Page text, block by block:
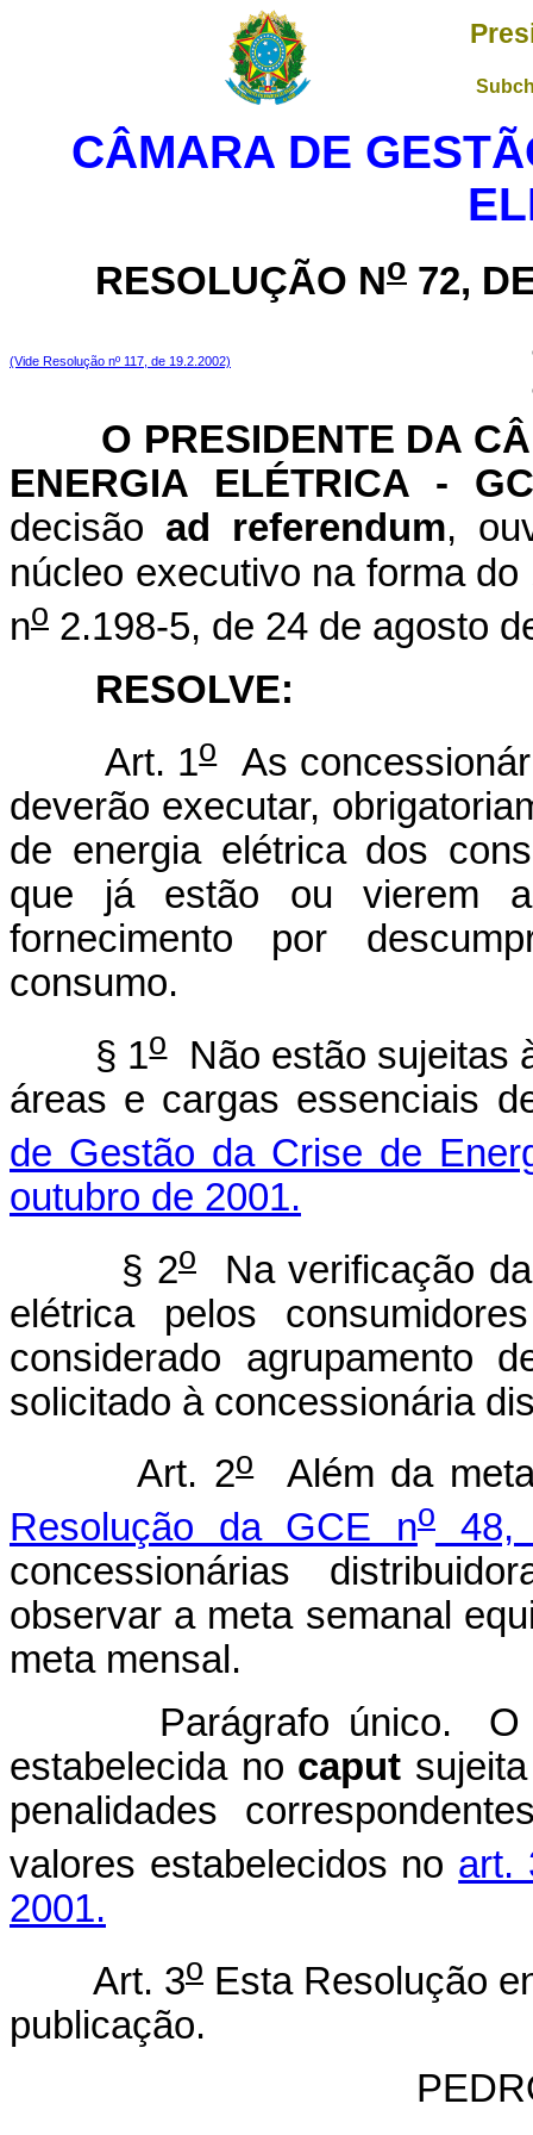
CÂMARA DE
RESOLUÇÃO No 72,
(Vide Resolução nº 117, de 19.2.2002)
O PRESIDENTE DA
ENERGIA ELÉTRICA -
decisão ad referendum,
núcleo executivo na forma do
no 2.198-5, de 24 de agosto
RESOLVE:
Art. 1oAs
deverão executar,
de energia elétrica dos
que já estão ou vierem
fornecimento por
consumo.
§ 1oNão estão sujeitas
áreas e cargas essenciais
de Gestão da Crise de
outubro de 2001.
§ 2o
Na verificação
elétrica pelos
considerado agrupamento
solicitado à concessionária
Art. 2oAlém da
Resolução da GCE no48,
concessionárias
observar a meta semanal
meta mensal.
Parágrafo único. O
estabelecida no caput
penalidades
valores estabelecidos no art.
2001.
Art. 3o Esta Resolução
publicação.